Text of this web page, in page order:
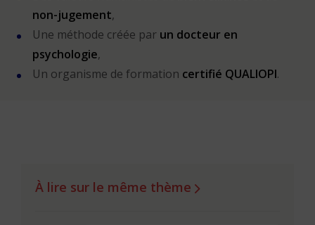
non-jugement,
Une méthode créée par un docteur en
psychologie,
Un organisme de formation certifié QUALIOPI.
À lire sur le même thème